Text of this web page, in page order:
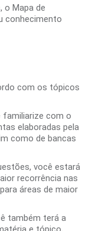
o Mapa de
conhecimento
com os tópicos
familiarize com o
elaboradas pela
como de bancas
você estará
recorrência nas
áreas de maior
também terá a